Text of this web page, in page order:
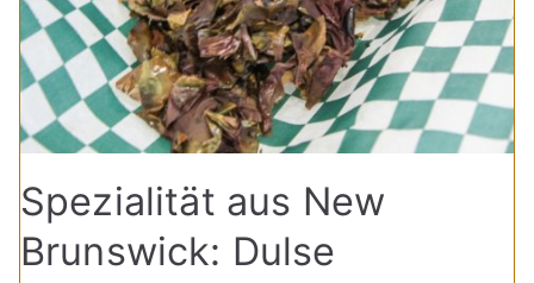
Spezialität aus New
Brunswick: Dulse